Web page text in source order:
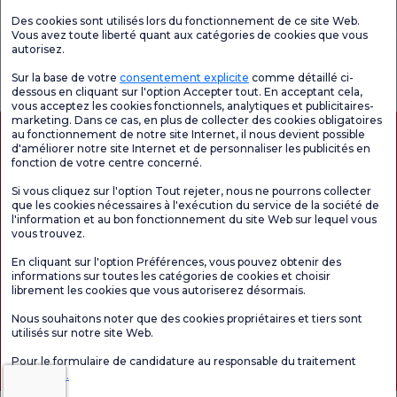
Unités médicales
générale de
satisfaction
questionnaire de
satisfaction.
satisfaction sur
les promotions
Le contenu de cette page est fourni à titre informatif uniquement. N'hésitez pas à
consulter votre médecin pour obtenir un diagnostic et un traitement.
06.08.2026
Des cookies sont utilisés lors du fonctionnement de ce site Web.
Vous avez toute liberté quant aux catégories de cookies que vous
autorisez.
Sur la base de votre consentement explicite comme détaillé ci-
dessous en cliquant sur l'option Accepter tout. En acceptant cela,
vous acceptez les cookies fonctionnels, analytiques et publicitaires-
marketing. Dans ce cas, en plus de collecter des cookies obligatoires
au fonctionnement de notre site Internet, il nous devient possible
d'améliorer notre site Internet et de personnaliser les publicités en
fonction de votre centre concerné.
Si vous cliquez sur l'option Tout rejeter, nous ne pourrons collecter
que les cookies nécessaires à l'exécution du service de la société de
l'information et au bon fonctionnement du site Web sur lequel vous
vous trouvez.
En cliquant sur l'option Préférences, vous pouvez obtenir des
informations sur toutes les catégories de cookies et choisir
librement les cookies que vous autoriserez désormais.
Nous souhaitons noter que des cookies propriétaires et tiers sont
utilisés sur notre site Web.
Pour le formulaire de candidature au responsable du traitement
Cliquez ici.